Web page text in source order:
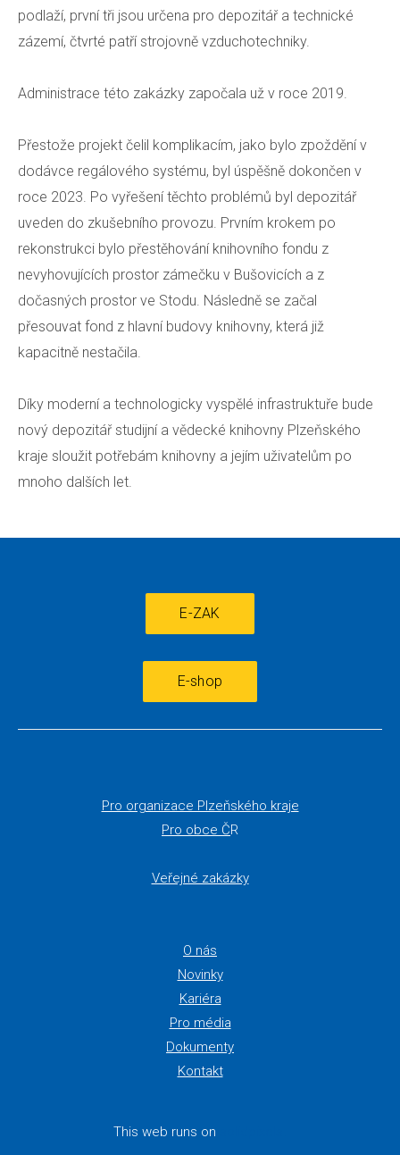
podlaží, první tři jsou určena pro depozitář a technické
zázemí, čtvrté patří strojovně vzduchotechniky.
Administrace této zakázky započala už v roce 2019.
Přestože projekt čelil komplikacím, jako bylo zpoždění v
dodávce regálového systému, byl úspěšně dokončen v
roce 2023. Po vyřešení těchto problémů byl depozitář
uveden do zkušebního provozu. Prvním krokem po
rekonstrukci bylo přestěhování knihovního fondu z
nevyhovujících prostor zámečku v Bušovicích a z
dočasných prostor ve Stodu. Následně se začal
přesouvat fond z hlavní budovy knihovny, která již
kapacitně nestačila.
Díky moderní a technologicky vyspělé infrastruktuře bude
nový depozitář studijní a vědecké knihovny Plzeňského
kraje sloužit potřebám knihovny a jejím uživatelům po
mnoho dalších let.
E-ZAK
E-shop
Pro organizace Plzeňského kraje
Pro obce ČR
Veřejné zakázky
O nás
Novinky
Kariéra
Pro média
Dokumenty
Kontakt
This web runs on